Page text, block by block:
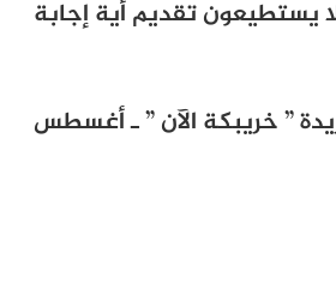
يستطيعون تقديم أية إجابة
13 من جريدة ” خريبكة الآن ” ـ أغسطس